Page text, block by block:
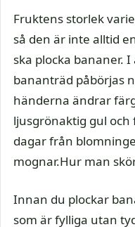
Fruktens storlek
så den är inte alltid
ska plocka bananer.
bananträd påbörjas
händerna ändrar
ljusgrönaktig gul
dagar från
mognar.Hur man
Innan du plockar
som är fylliga utan